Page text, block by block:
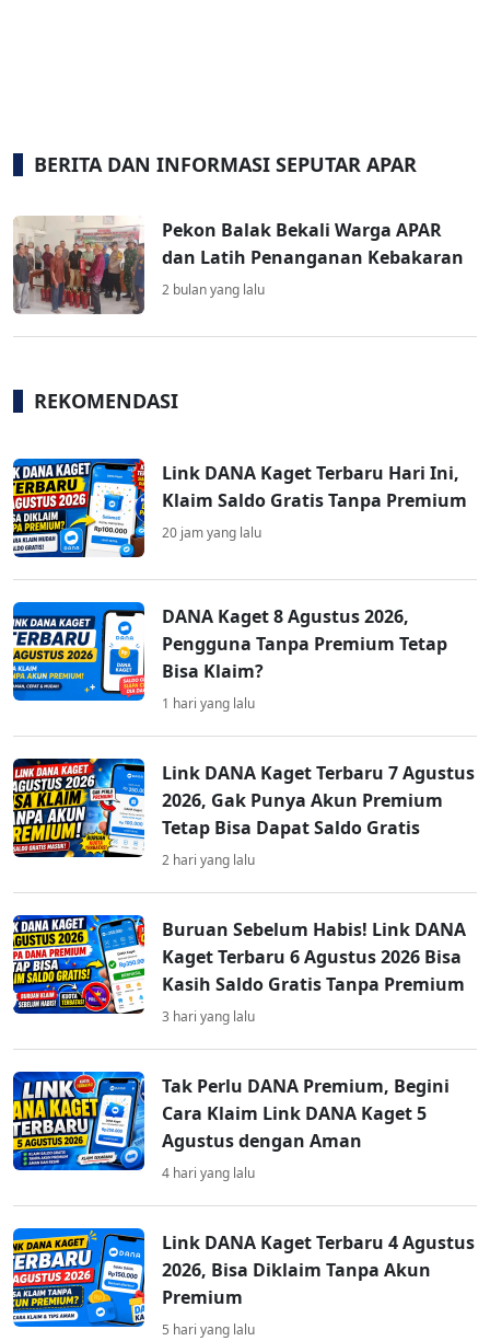
BERITA DAN INFORMASI SEPUTAR APAR
Pekon Balak Bekali Warga APAR
dan Latih Penanganan Kebakaran
2 bulan yang lalu
REKOMENDASI
Link DANA Kaget Terbaru Hari Ini,
Klaim Saldo Gratis Tanpa Premium
20 jam yang lalu
DANA Kaget 8 Agustus 2026,
Pengguna Tanpa Premium Tetap
Bisa Klaim?
1 hari yang lalu
Link DANA Kaget Terbaru 7 Agustus
2026, Gak Punya Akun Premium
Tetap Bisa Dapat Saldo Gratis
2 hari yang lalu
Buruan Sebelum Habis! Link DANA
Kaget Terbaru 6 Agustus 2026 Bisa
Kasih Saldo Gratis Tanpa Premium
3 hari yang lalu
Tak Perlu DANA Premium, Begini
Cara Klaim Link DANA Kaget 5
Agustus dengan Aman
4 hari yang lalu
Link DANA Kaget Terbaru 4 Agustus
2026, Bisa Diklaim Tanpa Akun
Premium
5 hari yang lalu